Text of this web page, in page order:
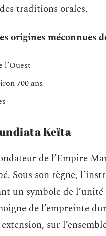
traditions orales.
origines méconnues
l’Ouest
700 ans
Keïta
de l’Empire
Sous son règne,
un symbole de
de l’empreinte
sur